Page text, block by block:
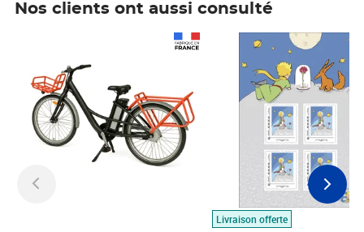
Nos clients ont aussi consulté
Livraison offerte
Prix 7,50€